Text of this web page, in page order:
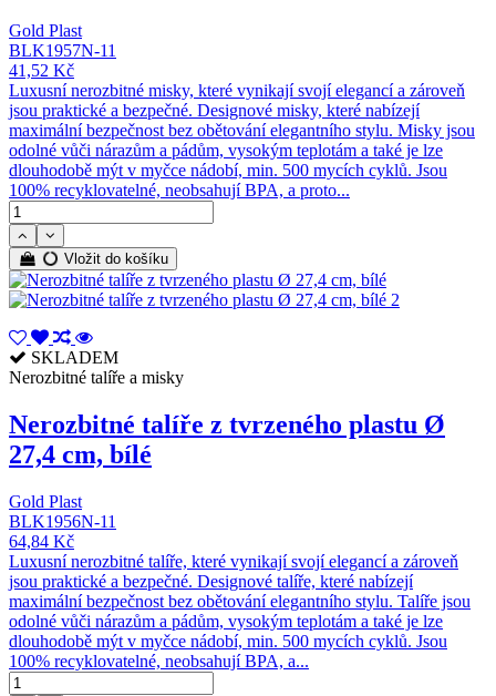
Gold Plast
BLK1957N-11
41,52 Kč
Luxusní nerozbitné misky, které vynikají svojí elegancí a zároveň
jsou praktické a bezpečné. Designové misky, které nabízejí
maximální bezpečnost bez obětování elegantního stylu. Misky jsou
odolné vůči nárazům a pádům, vysokým teplotám a také je lze
dlouhodobě mýt v myčce nádobí, min. 500 mycích cyklů. Jsou
100% recyklovatelné, neobsahují BPA, a proto...
Vložit do košíku
SKLADEM
Nerozbitné talíře a misky
Nerozbitné talíře z tvrzeného plastu Ø
27,4 cm, bílé
Gold Plast
BLK1956N-11
64,84 Kč
Luxusní nerozbitné talíře, které vynikají svojí elegancí a zároveň
jsou praktické a bezpečné. Designové talíře, které nabízejí
maximální bezpečnost bez obětování elegantního stylu. Talíře jsou
odolné vůči nárazům a pádům, vysokým teplotám a také je lze
dlouhodobě mýt v myčce nádobí, min. 500 mycích cyklů. Jsou
100% recyklovatelné, neobsahují BPA, a...